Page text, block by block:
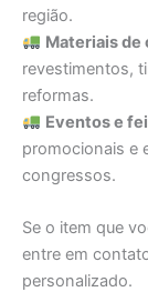
região.
Materiais
revestimentos,
reformas.
Eventos e
promocionais e
congressos.
Se o item que
entre em
personalizado.